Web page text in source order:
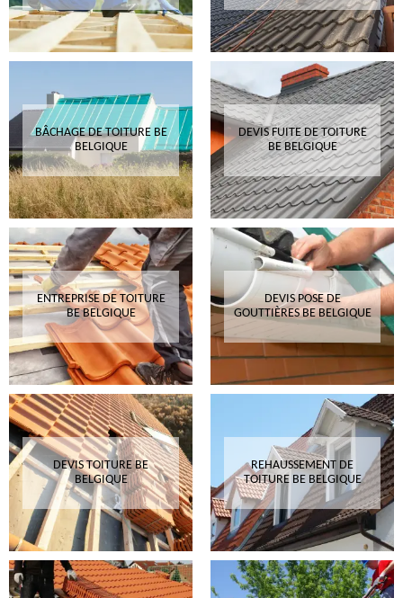
BÂCHAGE DE TOITURE BE
BELGIQUE
DEVIS FUITE DE TOITURE
BE BELGIQUE
ENTREPRISE DE TOITURE
BE BELGIQUE
DEVIS POSE DE
GOUTTIÈRES BE BELGIQUE
DEVIS TOITURE BE
BELGIQUE
REHAUSSEMENT DE
TOITURE BE BELGIQUE